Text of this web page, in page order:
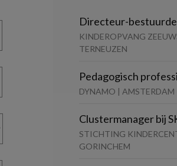
Directeur-
KINDEROPVANG
TERNEUZEN
Pedagogisch
DYNAMO | AMSTERDAM
Clustermanager bij
STICHTING
GORINCHEM